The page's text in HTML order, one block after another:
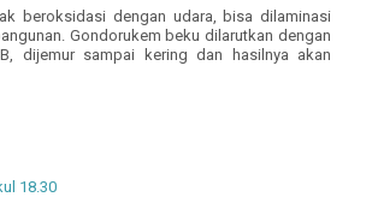
beroksidasi dengan udara, bisa dilaminasi
Gondorukem beku dilarutkan dengan
dijemur sampai kering dan hasilnya akan
18.30